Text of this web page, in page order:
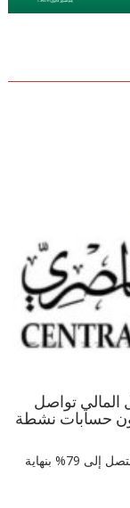
المالي تواصل
يمتلكون حسابات نشطة
واصلت معدلات الشمول المالي في مصر ارتفاعها لتصل إلى 79% بنهاية